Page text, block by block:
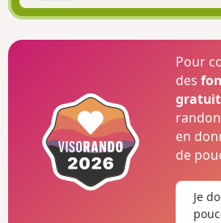
Pour
des
en
de
Je